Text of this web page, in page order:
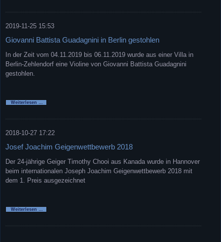
2019-11-25 15:53
Giovanni Battista Guadagnini in Berlin gestohlen
In der Zeit vom 04.11.2019 bis 06.11.2019 wurde aus einer Villa in
Berlin-Zehlendorf eine Violine von Giovanni Battista Guadagnini
gestohlen.
Weiterlesen …
2018-10-27 17:22
Josef Joachim Geigenwettbewerb 2018
Der 24-jährige Geiger Timothy Chooi aus Kanada wurde in Hannover
beim internationalen Joseph Joachim Geigenwettbewerb 2018 mit
dem 1. Preis ausgezeichnet
Weiterlesen …